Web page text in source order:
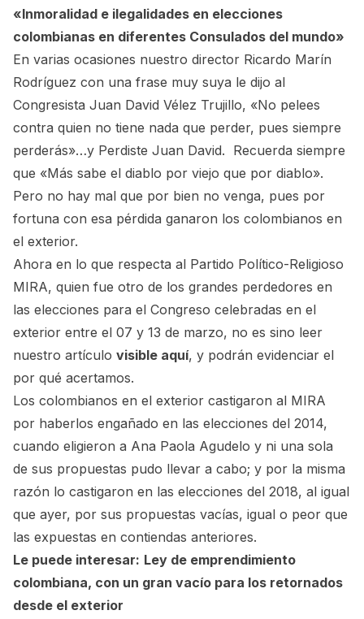
«Inmoralidad e ilegalidades en elecciones
colombianas en diferentes Consulados del mundo»
En varias ocasiones nuestro director Ricardo Marín
Rodríguez con una frase muy suya le dijo al
Congresista Juan David Vélez Trujillo, «No pelees
contra quien no tiene nada que perder, pues siempre
perderás»…y Perdiste Juan David. Recuerda siempre
que «Más sabe el diablo por viejo que por diablo».
Pero no hay mal que por bien no venga, pues por
fortuna con esa pérdida ganaron los colombianos en
el exterior.
Ahora en lo que respecta al Partido Político-Religioso
MIRA, quien fue otro de los grandes perdedores en
las elecciones para el Congreso celebradas en el
exterior entre el 07 y 13 de marzo, no es sino leer
nuestro artículo visible aquí, y podrán evidenciar el
por qué acertamos.
Los colombianos en el exterior castigaron al MIRA
por haberlos engañado en las elecciones del 2014,
cuando eligieron a Ana Paola Agudelo y ni una sola
de sus propuestas pudo llevar a cabo; y por la misma
razón lo castigaron en las elecciones del 2018, al igual
que ayer, por sus propuestas vacías, igual o peor que
las expuestas en contiendas anteriores.
Le puede interesar: Ley de emprendimiento
colombiana, con un gran vacío para los retornados
desde el exterior